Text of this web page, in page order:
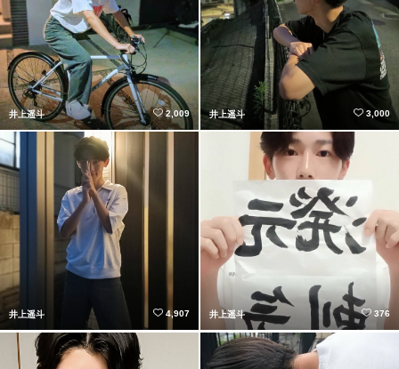
井上遥斗 2,009 井上遥斗 3,000
井上遥斗 4,907 井上遥斗 376